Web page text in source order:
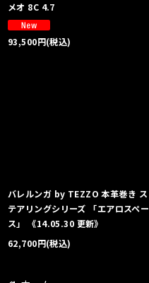
メオ 8C 4.7
93,500円(税込)
バレルンガ by TEZZO 本革巻き ス
テアリングシリーズ 「エアロスペー
ス」 《14.05.30 更新》
62,700円(税込)